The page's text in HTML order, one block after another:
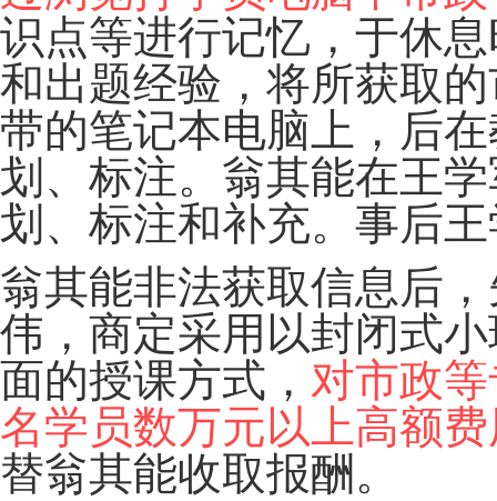
识点等进行记忆，于休
和出题经验，将所获取
带的笔记本电脑上，后
划、标注。翁其能在王
划、标注和补充。事后
翁其能非法获取信息后
伟，商定采用以封闭式
面的授课方式， 对市政
名学员数万元以上高额
替翁其能收取报酬。